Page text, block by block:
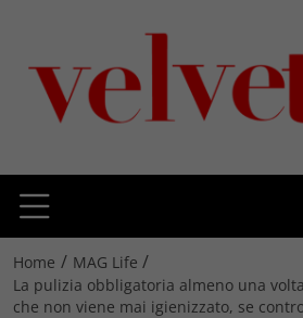
Home / MAG Life /
La pulizia obbligatoria almeno una
che non viene mai igienizzato, se